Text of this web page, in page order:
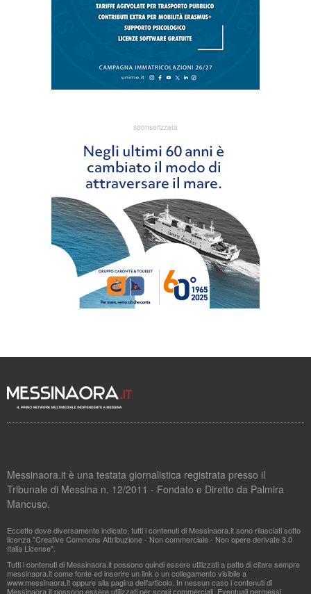
sponsorizzata
Messinaora.it è una testata giornalistica registrata presso il
Tribunale di Messina n. 12/2011 - Fondato e Diretto da Palmira
Mancuso.
Eccetto dove diversamente indicato, tutti i contenuti di Messinaora.it sono rilasciati sotto
licenza "Creative Commons Attribuzione - Non commerciale - Non opere derivate 3.0
Italia License".
Tutti i contenuti di Messinaora.it possono quindi essere utilizzati a patto di citare sempre
messinaora.it come fonte ed inserire un link o un collegamento visibile a
www.messinaora.it oppure alla pagina dell'articolo. In nessun caso i contenuti di
Messinaora.it possono essere utilizzati per scopi commerciali. Eventuali permessi